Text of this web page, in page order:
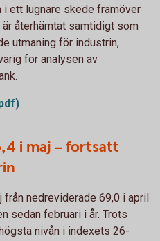
ett lugnare skede framöver
återhämtat samtidigt som
utmaning för industrin,
för analysen av
i maj – fortsatt
nedreviderade 69,0 i april
sedan februari i år. Trots
nivån i indexets 26-